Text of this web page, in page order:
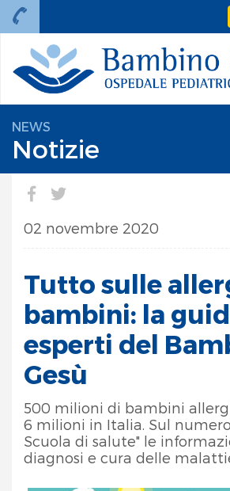
NEWS
Notizie
02 novembre 2020
Tutto sulle
bambini: la
esperti del
Gesù
500 milioni di bambini
6 milioni in Italia. Sul
Scuola di salute" le
diagnosi e cura delle